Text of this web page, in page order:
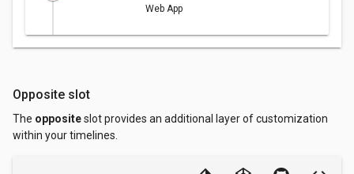
Web App
Opposite slot
The oppositeslot provides an additional layer of customization
within your timelines.